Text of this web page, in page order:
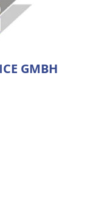
GMBH